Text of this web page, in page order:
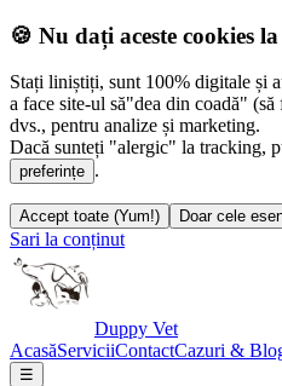
🍪 Nu dați aceste cookies
Stați liniștiți, sunt 100% digitale și
a face site-ul să"dea din coadă"
dvs., pentru analize și marketing.
Dacă sunteți "alergic" la tracking,
preferințe .
Accept toate (Yum!) Doar cele
Sari la conținut
Duppy Vet
AcasăServiciiContactCazuri &
☰